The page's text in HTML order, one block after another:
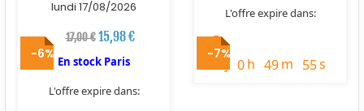
lundi 17/08/2026
17,00 € 15,98 €
En stock Paris
L'offre expire dans:
L'offre expire dans:
timer
0h 49m 54s
-6% -7%